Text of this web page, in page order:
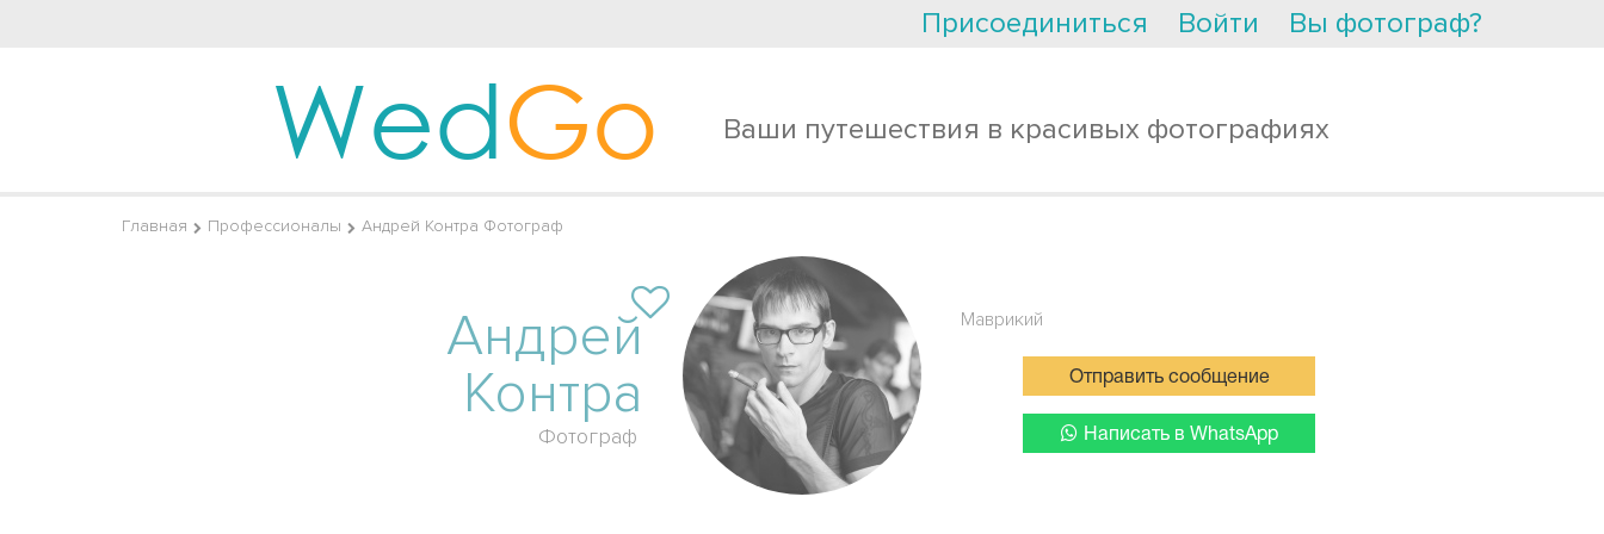
Присоединиться Войти Вы фотограф?
WedGo Ваши путешествия в красивых фотографиях
Главная Профессионалы Андрей Контра Фотограф
Андрей
Контра
Фотограф
Маврикий
Отправить сообщение
Написать в WhatsApp